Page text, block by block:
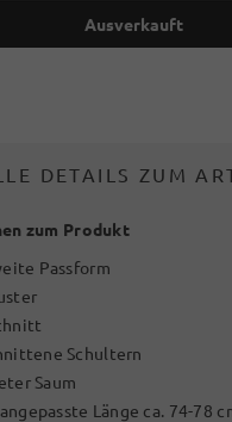
Ausverkauft
DETAILS ZUM
zum Produkt
Passform
Schultern
Saum
Länge ca. 74-78